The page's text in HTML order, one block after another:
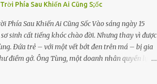
Phía Sau Khiến Ai Cũng S;ốc
Sau Khiến Ai Cũng Sốc Vào sáng ngày 15
sinh cất tiếng khóc chào đời. Nhưng thay vì được
Đứa trẻ – với một vết bớt đen trên má – bị gia
điềm gở. Ông Tùng, một doanh nhân quyền lực